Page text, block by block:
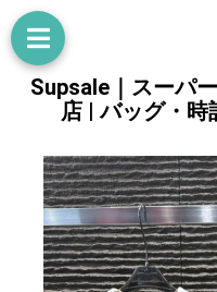
Supsale｜スーパ
店 | バッグ・時